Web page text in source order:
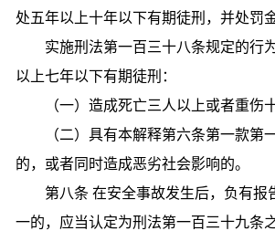
处五年以上十年以下有期徒刑，并处罚金
实施刑法第一百三十八条规定的行
以上七年以下有期徒刑：
（一）造成死亡三人以上或者重
（二）具有本解释第六条第一款
的，或者同时造成恶劣社会影响的。
第八条 在安全事故发生后，负有
一的，应当认定为刑法第一百三十九条